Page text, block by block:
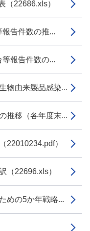
（22686.xls）
告件数の推...
報告件数の...
物由来製品感染...
推移（各年度末...
22010234.pdf）
（22696.xls）
めの5か年戦略...